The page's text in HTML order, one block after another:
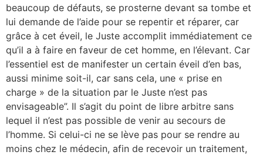
beaucoup de défauts, se prosterne devant sa tombe et
lui demande de l’aide pour se repentir et réparer, car
grâce à cet éveil, le Juste accomplit immédiatement ce
qu’il a à faire en faveur de cet homme, en l’élevant. Car
l’essentiel est de manifester un certain éveil d’en bas,
aussi minime soit-il, car sans cela, une « prise en
charge » de la situation par le Juste n’est pas
envisageable”. Il s’agit du point de libre arbitre sans
lequel il n’est pas possible de venir au secours de
l’homme. Si celui-ci ne se lève pas pour se rendre au
moins chez le médecin, afin de recevoir un traitement,